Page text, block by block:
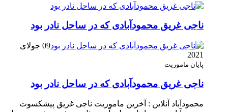
ناجی غریق محمودآبادی که در ساحل نادر بود
09 جولای
2021
پایان ماموریت
ناجی غریق محمودآبادی که در ساحل نادر بود
محمودآباد آنلاین : آخرین ماموریت ناجی غریق پیشکسوت